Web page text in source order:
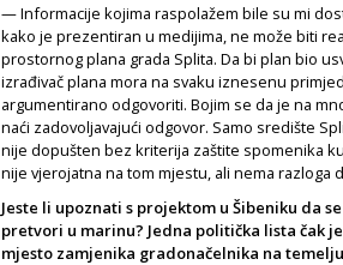
— Informacije kojima raspolažem bile su mi
kako je prezentiran u medijima, ne može biti
prostornog plana grada Splita. Da bi plan bio
izrađivač plana mora na svaku iznesenu
argumentirano odgovoriti. Bojim se da je na
naći zadovoljavajući odgovor. Samo središte
nije dopušten bez kriterija zaštite spomenika
nije vjerojatna na tom mjestu, ali nema razloga
Jeste li upoznati s projektom u Šibeniku da
pretvori u marinu? Jedna politička lista čak
mjesto zamjenika gradonačelnika na